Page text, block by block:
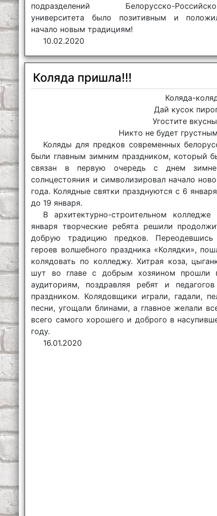
подразделений Белорусско-
университета было позитивным и
начало новым традициям!
10.02.2020
Коляда пришла!!!
Коляда-
Дай кусок
Угостите
Никто не будет
Коляды для предков современных
были главным зимним праздником, который
связан в первую очередь с днем
солнцестояния и символизировал начало
года. Колядные святки празднуются с 6
до 19 января.
В архитектурно-строительном колледже
января творческие ребята решили
добрую традицию предков.
героев волшебного праздника «Колядки»,
колядовать по колледжу. Хитрая коза,
шут во главе с добрым хозяином прошли
аудиториям, поздравляя ребят и
праздником. Колядовщики играли, гадали,
песни, угощали блинами, а главное желали
всего самого хорошего и доброго в
году.
16.01.2020